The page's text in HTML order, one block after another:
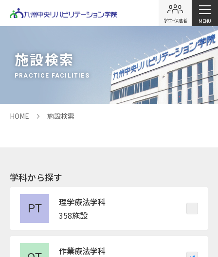
学生・保護者 MENU
施設検索
PRACTICE FACILITIES
HOME 施設検索
学科から探す
理学療法学科
358施設
作業療法学科